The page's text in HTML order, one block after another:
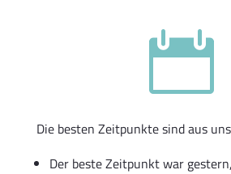
Die besten Zeitpunkte sind aus
Der beste Zeitpunkt war
